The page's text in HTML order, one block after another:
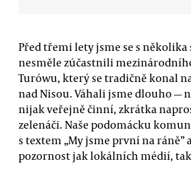
Před třemi lety jsme se s
nesměle zúčastnili
Turówu, který se tradičně konal
nad Nisou. Váhali jsme dlouho —
nijak veřejně činní, zkrátka
zelenáči. Naše podomácku
s textem „My jsme první na
pozornost jak lokálních médií,